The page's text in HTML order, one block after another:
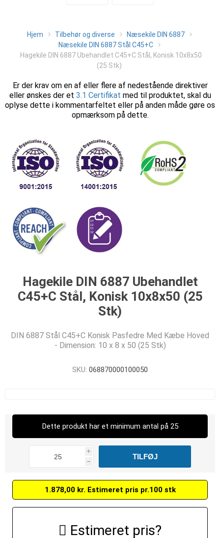
Hjem Tilbehør og diverse
Næsekile DIN 6887
Næsekile DIN 6887 Stål C45+C
Hagekile DIN 6887 Ubehandlet C45+C Stål, Konisk 10x8x50
(25 Stk)
Er der krav om en af eller flere af nedestående direktiver
eller ønskes der et 3.1 Certifikat med til produktet, skal du
oplyse dette i kommentarfeltet eller på anden måde gøre os
opmærksom på dette.
Hagekile DIN 6887 Ubehandlet
C45+C Stål, Konisk 10x8x50 (25
Stk)
DIN 6887 Stål C45+C Konisk Pasfedre Med Kæbe Hoved
- Dimension: 10 x 8 x 50 (25 Stk)
SKU: 068870000100050
Dette produkt har et minimum antal på 25
i
h
1.878,00 kr. Estimeret pris pr.100 stk
Estimeret pris?